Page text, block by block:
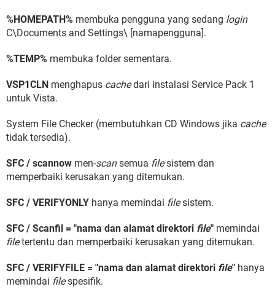
%HOMEPATH% membuka pengguna yang sedang login
C\Documents and Settings\ [namapengguna].
%TEMP% membuka folder sementara.
VSP1CLN menghapus cachedari instalasi Service Pack 1
untuk Vista.
System File Checker (membutuhkan CD Windows jika cache
tidak tersedia).
SFC / scannow men-scansemua filesistem dan
memperbaiki kerusakan yang ditemukan.
SFC / VERIFYONLY hanya memindai filesistem.
SFC / Scanfil = "nama dan alamat direktori file" memindai
filetertentu dan memperbaiki kerusakan yang ditemukan.
SFC / VERIFYFILE = "nama dan alamat direktori file" hanya
memindai filespesifik.